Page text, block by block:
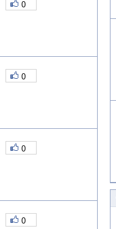
0
0
0
0